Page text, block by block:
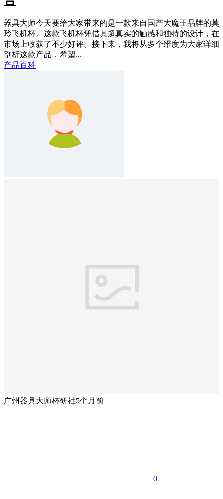
器具大师今天要给大家带来的是一款来自国产大魔王品牌的莫
玲飞机杯。这款飞机杯凭借其超真实的触感和独特的设计，在
市场上收获了不少好评。接下来，我将从多个维度为大家详细
剖析这款产品，希望...
产品百科
广州器具大师杯研社5个月前
0